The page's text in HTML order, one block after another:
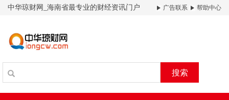
中华琼财网_海南省最专业的财经资讯门户 广告联系 帮助中心
搜索